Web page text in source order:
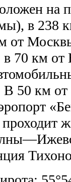
на
в 238
от
70 км
50 км от